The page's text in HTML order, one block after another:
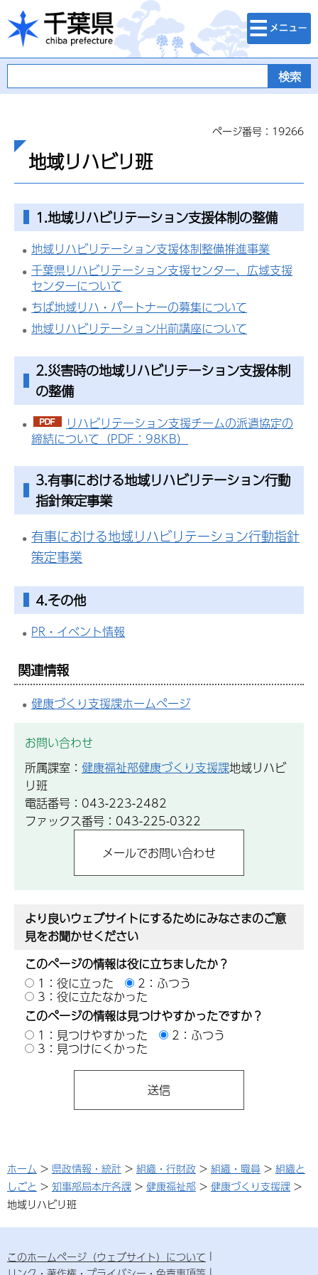
千葉県
検索・メニュ
ー
ページ番号：19266
地域リハビリ班
1.地域リハビリテーション支援体制の整備
地域リハビリテーション支援体制整備推進事業
千葉県リハビリテーション支援センター、広域支援
センターについて
ちば地域リハ・パートナーの募集について
地域リハビリテーション出前講座について
2.災害時の地域リハビリテーション支援体制
の整備
リハビリテーション支援チームの派遣協定の
締結について（PDF：98KB）
3.有事における地域リハビリテーション行動
指針策定事業
有事における地域リハビリテーション行動指針
策定事業
4.その他
PR・イベント情報
関連情報
健康づくり支援課ホームページ
お問い合わせ
所属課室： 健康福祉部健康づくり支援課地域リハビ
リ班
電話番号：043-223-2482
ファックス番号：043-225-0322
より良いウェブサイトにするためにみなさまのご意
見をお聞かせください
このページの情報は役に立ちましたか？
1：役に立った
2：ふつう
3：役に立たなかった
このページの情報は見つけやすかったですか？
1：見つけやすかった
2：ふつう
3：見つけにくかった
ホーム > 県政情報・統計 > 組織・行財政 > 組織・職員 > 組織と
しごと > 知事部局本庁各課 > 健康福祉部 > 健康づくり支援課 >
地域リハビリ班
このホームページ（ウェブサイト）について